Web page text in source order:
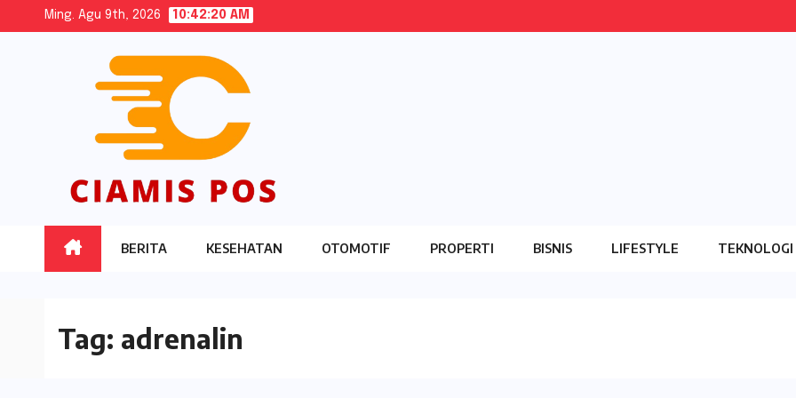
Ming. Agu 9th, 2026 10:42:20 AM
BERITA KESEHATAN OTOMOTIF PROPERTI BISNIS LIFESTYLE TEKNOLOGI
Tag: adrenalin